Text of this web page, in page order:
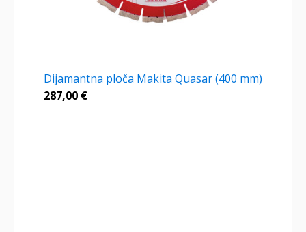
Dijamantna ploča Makita Quasar (400 mm)
287,00 €